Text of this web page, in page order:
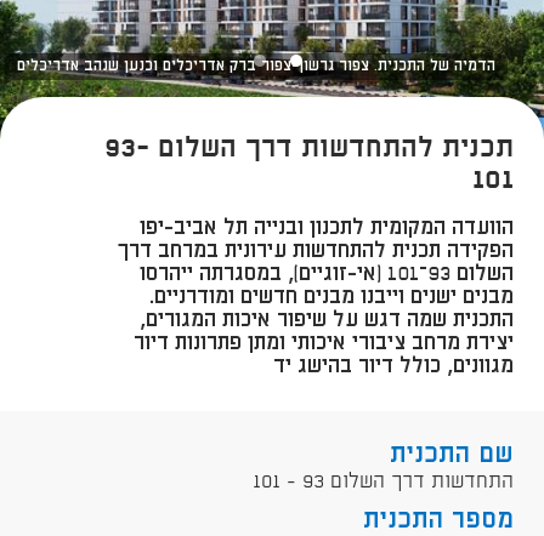
הדמיה של התכנית. צפור גרשון-צפור ברק אדריכלים וכנען שנהב אדריכלים
תכנית להתחדשות דרך השלום 93-
101
הוועדה המקומית לתכנון ובנייה תל אביב-יפו
הפקידה תכנית להתחדשות עירונית במרחב דרך
השלום 93–101 (אי-זוגיים), במסגרתה ייהרסו
מבנים ישנים וייבנו מבנים חדשים ומודרניים.
התכנית שמה דגש על שיפור איכות המגורים,
יצירת מרחב ציבורי איכותי ומתן פתרונות דיור
מגוונים, כולל דיור בהישג יד
שם התכנית
התחדשות דרך השלום 93 - 101
מספר התכנית